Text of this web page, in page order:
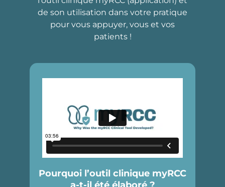
de son utilisation dans votre pratique
pour vous appuyer, vous et vos
patients !
Pourquoi l’outil clinique myRCC
a-t-il été élaboré ?